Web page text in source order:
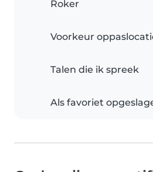
Roker
Voorkeur
Talen die ik spreek
Als favoriet